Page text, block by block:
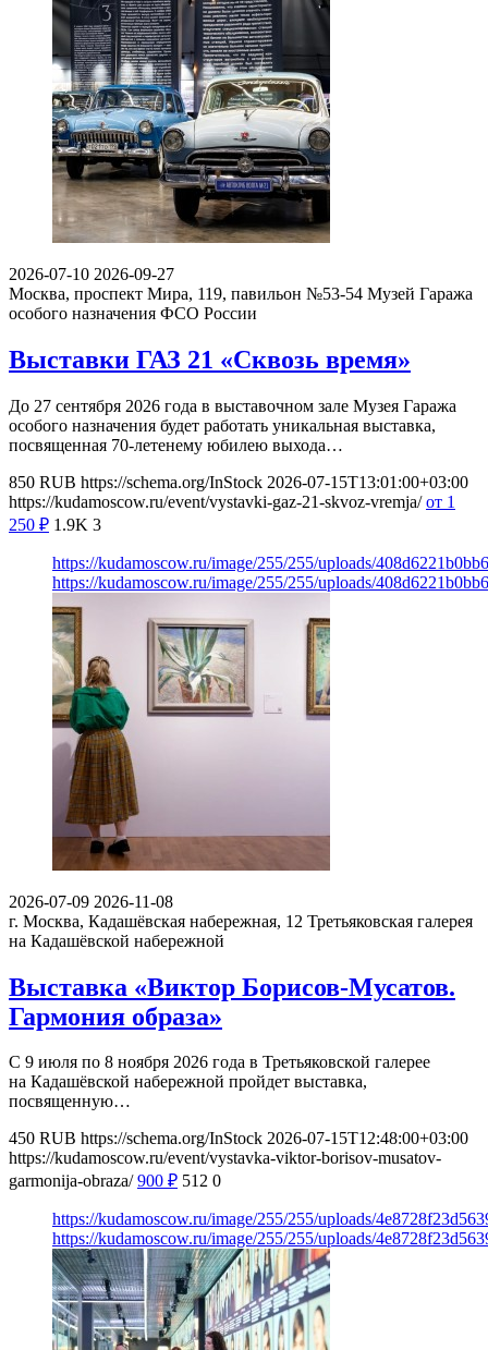
2026-07-10 2026-09-27
Москва, проспект Мира, 119, павильон №53-54 Музей Гаража
особого назначения ФСО России
Выставки ГАЗ 21 «Сквозь время»
До 27 сентября 2026 года в выставочном зале Музея Гаража
особого назначения будет работать уникальная выставка,
посвященная 70-летенему юбилею выхода…
850 RUB https://schema.org/InStock 2026-07-15T13:01:00+03:00
https://kudamoscow.ru/event/vystavki-gaz-21-skvoz-vremja/ от 1
250 ₽ 1.9K 3
https://kudamoscow.ru/image/255/255/uploads/
https://kudamoscow.ru/image/255/255/uploads/
2026-07-09 2026-11-08
г. Москва, Кадашёвская набережная, 12 Третьяковская галерея
на Кадашёвской набережной
Выставка «Виктор Борисов-Мусатов.
Гармония образа»
С 9 июля по 8 ноября 2026 года в Третьяковской галерее
на Кадашёвской набережной пройдет выставка,
посвященную…
450 RUB https://schema.org/InStock 2026-07-15T12:48:00+03:00
https://kudamoscow.ru/event/vystavka-viktor-borisov-musatov-
garmonija-obraza/ 900 ₽ 512 0
https://kudamoscow.ru/image/255/255/uploads/
https://kudamoscow.ru/image/255/255/uploads/